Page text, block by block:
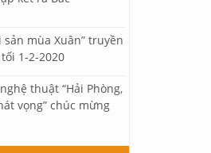
sản mùa Xuân” truyền
1-2-2020
thuật “Hải Phòng,
vọng” chúc mừng